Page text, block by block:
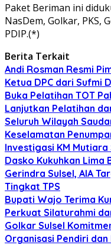
Paket Beriman ini
NasDem, Golkar, PKS,
PDIP.(*)
Berita Terkait
Andi Rosman Resmi
Ketua DPC dari Sufmi
Buka Pelatihan TOT
Lanjutkan Pelatihan
Seluruh Wilayah
Keselamatan
Investigasi KM
Dasko Kukuhkan
Gerindra Sulsel, AIA
Tingkat TPS
Bupati Wajo Terima
Perkuat Silaturahmi
Golkar Sulsel
Organisasi Pendiri